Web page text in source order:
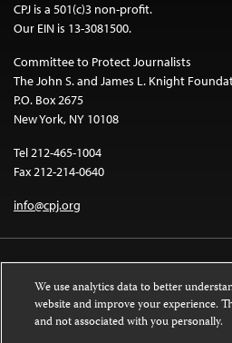
CPJ is a 501(c)3 non-profit.
Our EIN is 13-3081500.
Committee to Protect Journalists
The John S. and James L. Knight
P.O. Box 2675
New York, NY 10108
Tel 212-465-1004
Fax 212-214-0640
info@cpj.org
Except where noted, text on this website is
We use analytics data to better
website and improve your experience.
and not associated with you personally.